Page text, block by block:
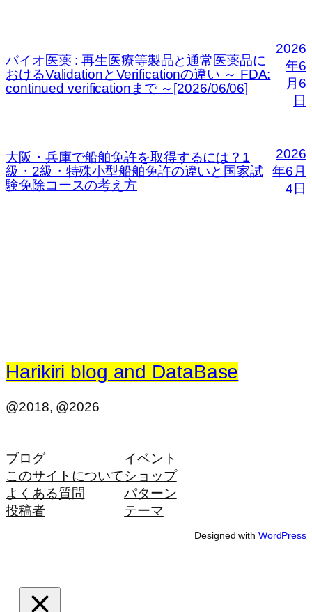
バイオ医薬 : 再生医療等製品と通常医薬品に
おけるValidationとVerificationの違い ～ FDA:
continued verificationまで ～[2026/06/06]
2026
年6
月6
日
大阪・兵庫で船舶免許を取得するには？1
級・2級・特殊小型船舶免許の違いと国家試
験免除コースの考え方
2026
年6月
4日
Harikiri blog and DataBase
@2018, @2026
ブログ
このサイトについて
よくある質問
投稿者
イベント
ショップ
パターン
テーマ
Designed with WordPress